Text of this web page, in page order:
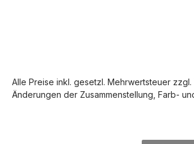
Alle Preise inkl. gesetzl. Mehrwertsteuer zzgl.
Änderungen der Zusammenstellung, Farb-